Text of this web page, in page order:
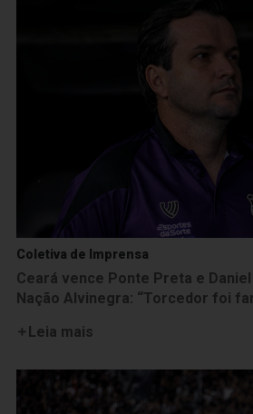
Coletiva de Imprensa
Ceará vence Ponte Preta e
Nação Alvinegra: “Torcedor foi
Leia mais